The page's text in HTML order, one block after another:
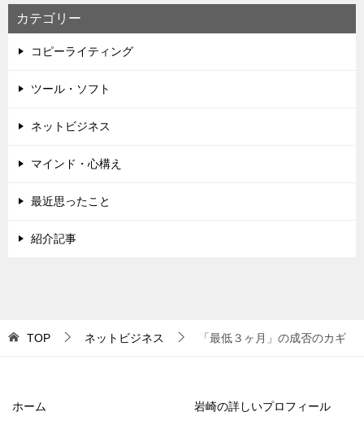
カテゴリー
コピーライティング
ツール・ソフト
ネットビジネス
マインド・心構え
最近思ったこと
紹介記事
TOP ネットビジネス 「最低３ヶ月」の成否のカギ
ホーム 岩崎の詳しいプロフィール